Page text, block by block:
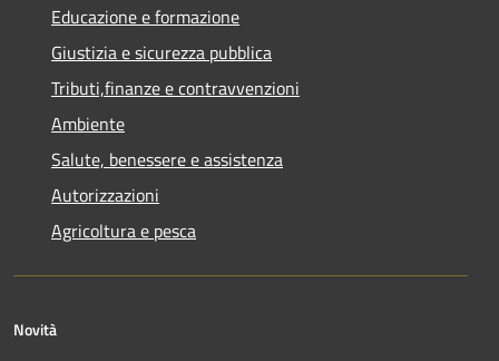
Educazione e formazione
Giustizia e sicurezza pubblica
Tributi,finanze e contravvenzioni
Ambiente
Salute, benessere e assistenza
Autorizzazioni
Agricoltura e pesca
Novità